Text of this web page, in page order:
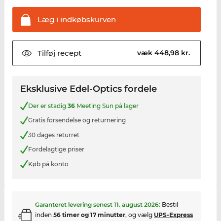
Læg i indkøbskurven
Tilføj recept væk 448,98 kr.
Eksklusive Edel-Optics fordele
Der er stadig 36Meeting Sun på lager
Gratis forsendelse og returnering
30 dages returret
Fordelagtige priser
Køb på konto
Garanteret levering senest 11. august 2026: Bestil
inden 56 timer og 17 minutter, og vælg UPS-Express